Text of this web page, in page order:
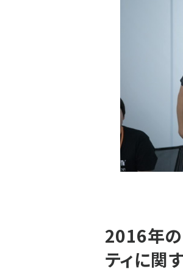
2016年の
ティに関